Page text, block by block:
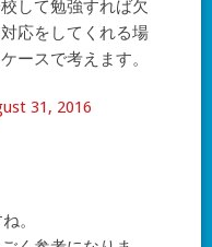
して勉強すれば欠
応をしてくれる場
ースで考えます。
31, 2016
。